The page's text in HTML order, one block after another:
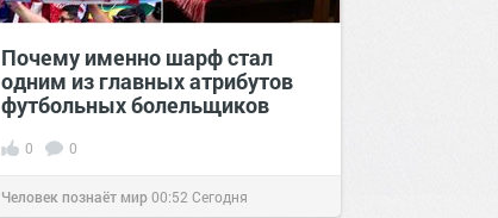
Почему именно шарф стал
одним из главных атрибутов
футбольных болельщиков
0 0
Человек познаёт мир00:52 Сегодня